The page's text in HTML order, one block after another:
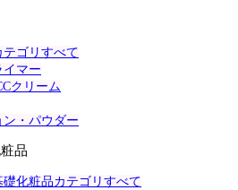
ゴリすべて
イマー
クリーム
・パウダー
品
化粧品カテゴリすべて